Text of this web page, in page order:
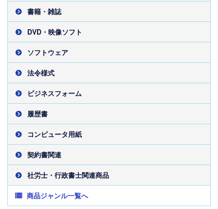
書籍・雑誌
DVD・映像ソフト
ソフトウェア
法令様式
ビジネスフォーム
履歴書
コンピュータ用紙
契約書関連
社労士・行政書士関連商品
商品ジャンル一覧へ